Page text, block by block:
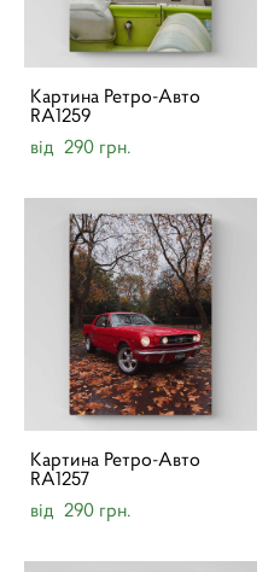
Картина Ретро-Авто
RA1259
від 290 грн.
Картина Ретро-Авто
RA1257
від 290 грн.